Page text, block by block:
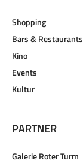
Shopping
Bars & Restaurants
Kino
Events
Kultur
PARTNER
Galerie Roter Turm